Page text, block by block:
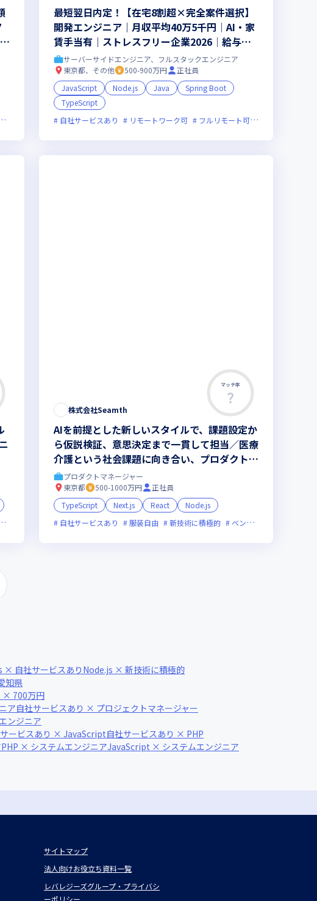
裁量労働制あり
新技術に積極的 ベンチャー企業
最短翌日内定！【在宅8割超×完全案件選択】
開発エンジニア｜月収平均40万5千円│AI・家
賃手当有｜ストレスフリー企業2026│給与・
キャリアを確約する「ギャップゼロ保証」！
サーバーサイドエンジニア、フルスタックエンジニア
東京都、その他
500-900万円
正社員
JavaScript
Node.js Java
Spring Boot
TypeScript
自社サービスあり
リモートワーク可 フルリモート可
新技術に積極的 女性エンジニアが活躍中
マッチ率
株式会社Seamth
AIを前提とした新しいスタイルで、課題設定か
ら仮説検証、意思決定まで一貫して担当／医療
介護という社会課題に向き合い、プロダクト開
発を通じて本質的な価値提供をしませんか
プロダクトマネージャー
東京都
500-1000万円
正社員
TypeScript
Next.js React
Node.js
自社サービスあり
服装自由 新技術に積極的 ベンチャー企業
× 自社サービスありNode.js × 新技術に積極的
知県
× 700万円
ア自社サービスあり × プロジェクトマネージャー
ンジニア
ービスあり × JavaScript自社サービスあり × PHP
PHP × システムエンジニアJavaScript × システムエンジニア
サイトマップ
法人向けお役立ち資料一覧
レバレジーズグループ・プライバシ
ーポリシー